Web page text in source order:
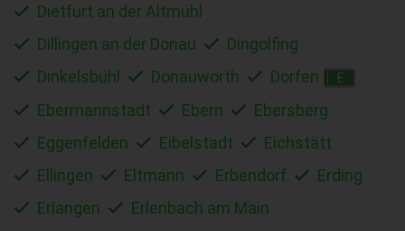
Dietfurt an der Altmühl
Dillingen an der Donau
Dingolfing
Dinkelsbühl
Donauwörth Dorfen E
Ebermannstadt Ebern
Ebersberg
Eggenfelden
Eibelstadt
Eichstätt
Ellingen
Eltmann Erbendorf
Erding
Erlangen
Erlenbach am Main